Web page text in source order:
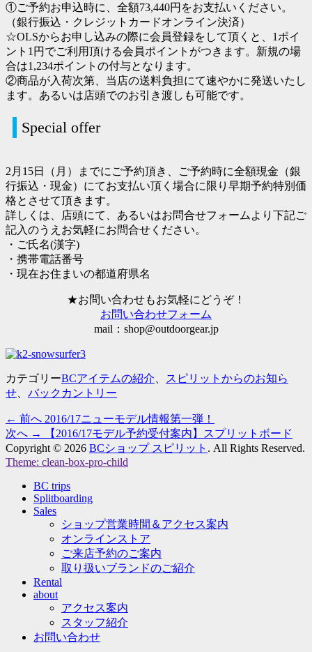
①ご予約お申込時に、全額73,440円をお支払いください。
（銀行振込・クレジットカードオンライン決済）
☆OLSからお申し込みの際に会員登録をして頂くと、1ポイ
ント1円でご利用頂ける会員ポイントがつきます。新規の場
合は1,234ポイントの付与となります。
②商品が入荷次第、当店の送料負担にて速やかに発送いたし
ます。あるいは店頭でのお引き渡しも可能です。
Special offer
2月15日（月）までにご予約頂き、ご予約時に全額現金（銀
行振込・現金）にてお支払い頂く場合に限り早期予約特別価
格とさせて頂きます。
詳しくは、店頭にて、あるいはお問合せフォームより下記ご
記入のうえお気軽にお問合せください。
・ご氏名(漢字)
・携帯電話番号
・現在お住まいの都道府県名
★お問い合わせもお気軽にどうぞ！
お問い合わせフォーム
mail：shop@outdoorgear.jp
カテゴリーBCアイテムの紹介
スピリットからのお知ら
せ
バックカントリー
投
稿
ビ
シ
ン
← 前へ 過
去
の
投
2016/17ニューモデル情報第一弾！
次へ →
次
の
投
【2016/17モデル予約受付案内】スプリットボード
Copyright © 2026 BCショップ スピリット . All Rights Reserved.
Theme: clean-box-pro-child
BC trips
Splitboarding
Sales
ショップ営業時間＆アクセス案内
オンラインストア
ご来店予約のご案内
取り扱いブランドのご紹介
Rental
about
アクセス案内
スタッフ紹介
お問い合わせ